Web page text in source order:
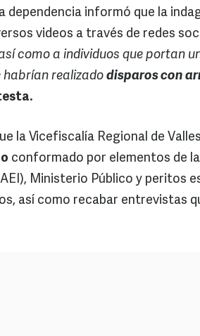
dependencia informó que la
videos a través de redes
como a individuos que portan
realizado disparos con
la Vicefiscalía Regional de
conformado por elementos de
Ministerio Público y peritos
así como recabar entrevistas